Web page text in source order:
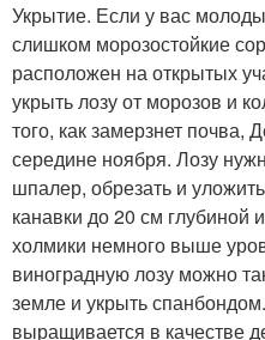
Укрытие. Если у вас
слишком морозостойкие
расположен на открытых
укрыть лозу от морозов и
того, как замерзнет почва,
середине ноября. Лозу
шпалер, обрезать и
канавки до 20 см глубиной
холмики немного выше
виноградную лозу можно
земле и укрыть
выращивается в качестве